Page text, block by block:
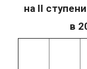
на II
в